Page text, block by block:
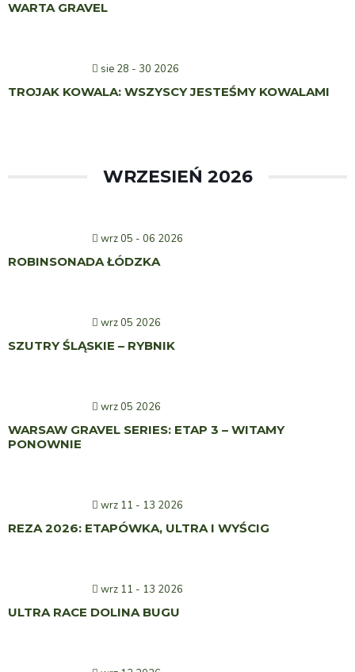
WARTA GRAVEL
sie 28 - 30 2026
TROJAK KOWALA: WSZYSCY JESTEŚMY KOWALAMI
WRZESIEŃ 2026
wrz 05 - 06 2026
ROBINSONADA ŁÓDZKA
wrz 05 2026
SZUTRY ŚLĄSKIE – RYBNIK
wrz 05 2026
WARSAW GRAVEL SERIES: ETAP 3 – WITAMY
PONOWNIE
wrz 11 - 13 2026
REZA 2026: ETAPÓWKA, ULTRA I WYŚCIG
wrz 11 - 13 2026
ULTRA RACE DOLINA BUGU